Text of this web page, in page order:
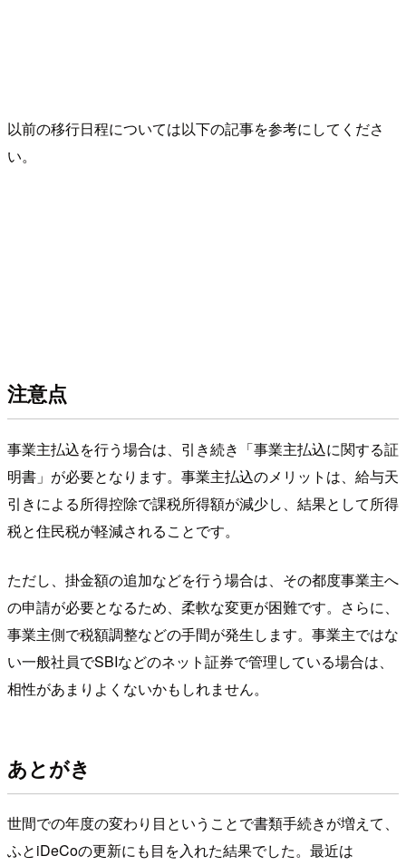
以前の移行日程については以下の記事を参考にしてくださ
い。
注意点
事業主払込を行う場合は、引き続き「事業主払込に関する証
明書」が必要となります。事業主払込のメリットは、給与天
引きによる所得控除で課税所得額が減少し、結果として所得
税と住民税が軽減されることです。
ただし、掛金額の追加などを行う場合は、その都度事業主へ
の申請が必要となるため、柔軟な変更が困難です。さらに、
事業主側で税額調整などの手間が発生します。事業主ではな
い一般社員でSBIなどのネット証券で管理している場合は、
相性があまりよくないかもしれません。
あとがき
世間での年度の変わり目ということで書類手続きが増えて、
ふとiDeCoの更新にも目を入れた結果でした。最近は